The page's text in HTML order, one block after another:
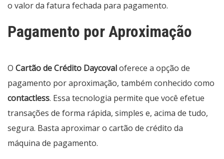
o valor da fatura fechada para pagamento.
Pagamento por Aproximação
O Cartão de Crédito Daycovaloferece a opção de
pagamento por aproximação, também conhecido como
contactless. Essa tecnologia permite que você efetue
transações de forma rápida, simples e, acima de tudo,
segura. Basta aproximar o cartão de crédito da
máquina de pagamento.